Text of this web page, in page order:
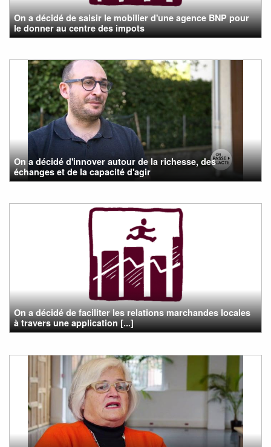
On a décidé de saisir le mobilier d'une agence BNP pour
le donner au centre des impots
On a décidé d'innover autour de la richesse, des
échanges et de la capacité d'agir
On a décidé de faciliter les relations marchandes locales
à travers une application [...]